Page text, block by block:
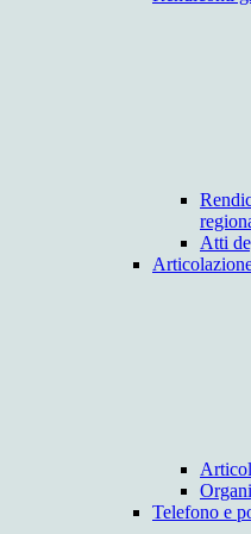
Atti
Telefono e